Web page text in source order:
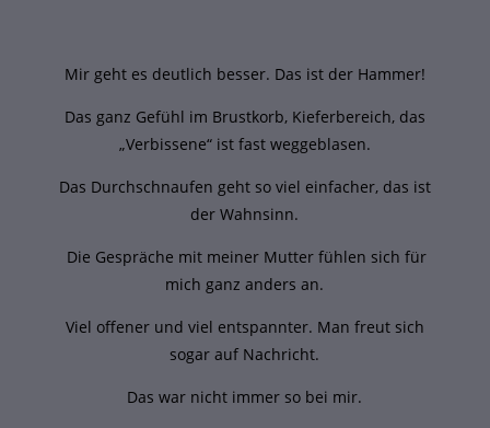
Mir geht es deutlich besser. Das ist der Hammer!
Das ganz Gefühl im Brustkorb, Kieferbereich, das
„Verbissene“ ist fast weggeblasen.
Das Durchschnaufen geht so viel einfacher, das ist
der Wahnsinn.
Die Gespräche mit meiner Mutter fühlen sich für
mich ganz anders an.
Viel offener und viel entspannter. Man freut sich
sogar auf Nachricht.
Das war nicht immer so bei mir.